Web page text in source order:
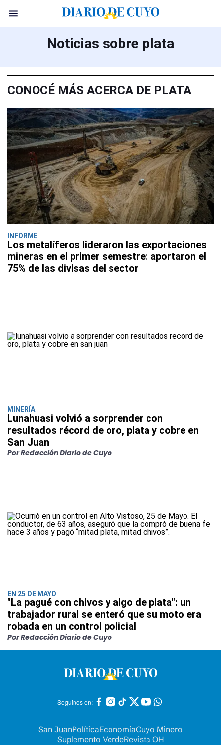
Noticias sobre plata
CONOCÉ MÁS ACERCA DE PLATA
INFORME
Los metalíferos lideraron las exportaciones
mineras en el primer semestre: aportaron el
75% de las divisas del sector
MINERÍA
Lunahuasi volvió a sorprender con
resultados récord de oro, plata y cobre en
San Juan
Por Redacción Diario de Cuyo
EN 25 DE MAYO
"La pagué con chivos y algo de plata": un
trabajador rural se enteró que su moto era
robada en un control policial
Por Redacción Diario de Cuyo
Seguinos en:
San JuanPolíticaEconomíaCuyo Minero
Suplemento VerdeRevista OH